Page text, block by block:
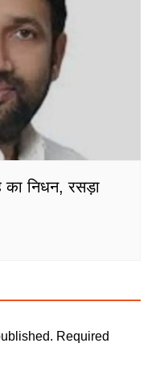
का निधन, रसड़ा
Required